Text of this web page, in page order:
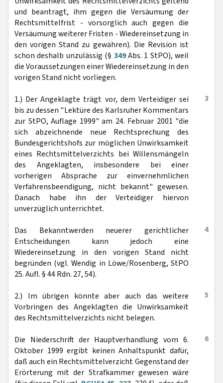
und beantragt, ihm gegen die Versäumung der
Rechtsmittelfrist - vorsorglich auch gegen die
Versäumung weiterer Fristen - Wiedereinsetzung in
den vorigen Stand zu gewähren). Die Revision ist
schon deshalb unzulässig (§ 349Abs. 1 StPO), weil
die Voraussetzungen einer Wiedereinsetzung in den
vorigen Stand nicht vorliegen.
3
1.) Der Angeklagte trägt vor, dem Verteidiger sei
bis zu dessen "Lektüre des Karlsruher Kommentars
zur StPO, Auflage 1999" am 24. Februar 2001 "die
sich abzeichnende neue Rechtsprechung des
Bundesgerichtshofs zur möglichen Unwirksamkeit
eines Rechtsmittelverzichts bei Willensmängeln
des Angeklagten, insbesondere bei einer
vorherigen Absprache zur einvernehmlichen
Verfahrensbeendigung, nicht bekannt" gewesen.
Danach habe ihn der Verteidiger hiervon
unverzüglich unterrichtet.
4
Das Bekanntwerden neuerer gerichtlicher
Entscheidungen kann jedoch eine
Wiedereinsetzung in den vorigen Stand nicht
begründen (vgl. Wendig in Löwe/Rosenberg, StPO
25. Aufl. § 44 Rdn. 27, 54).
5
2.) Im übrigen könnte aber auch das weitere
Vorbringen des Angeklagten die Unwirksamkeit
des Rechtsmittelverzichts nicht belegen.
6
Die Niederschrift der Hauptverhandlung vom 6.
Oktober 1999 ergibt keinen Anhaltspunkt dafür,
daß auch ein Rechtsmittelverzicht Gegenstand der
Erörterung mit der Strafkammer gewesen wäre